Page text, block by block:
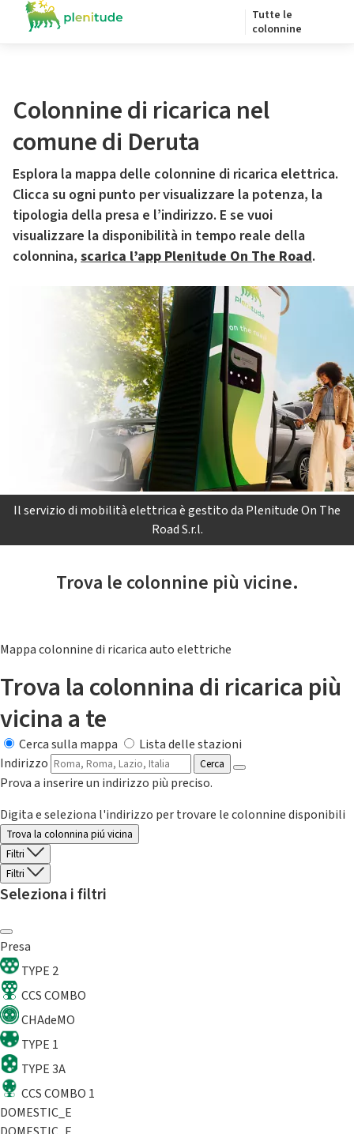
Tutte le
colonnine
Colonnine di ricarica nel
comune di Deruta
Esplora la mappa delle colonnine di ricarica elettrica.
Clicca su ogni punto per visualizzare la potenza, la
tipologia della presa e l’indirizzo. E se vuoi
visualizzare la disponibilità in tempo reale della
colonnina, scarica l’app Plenitude On The Road.
Il servizio di mobilità elettrica è gestito da Plenitude On The
Road S.r.l.
Trova le colonnine più vicine.
Mappa colonnine di ricarica auto elettriche
Trova la colonnina di ricarica più
vicina a te
Cerca sulla mappa
Lista delle stazioni
Indirizzo
Cerca
Prova a inserire un indirizzo più preciso.
Digita e seleziona l'indirizzo per trovare le colonnine disponibili
Trova la colonnina piú vicina
Filtri
Filtri
Seleziona i filtri
Presa
TYPE 2
CCS COMBO
CHAdeMO
TYPE 1
TYPE 3A
CCS COMBO 1
DOMESTIC_E